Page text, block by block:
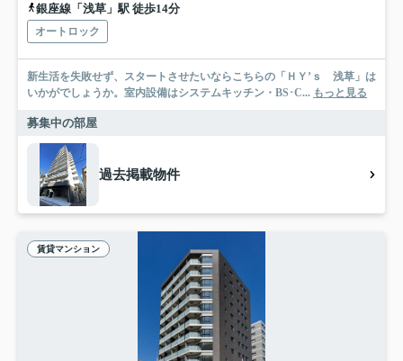
銀座線「浅草」駅 徒歩14分
オートロック
新生活を失敗せず、スタートさせたいならこちらの「ＨＹ’ｓ 浅草」は
いかがでしょうか。室内設備はシステムキッチン・BS･C... もっと見る
募集中の部屋
過去掲載物件
賃貸マンション